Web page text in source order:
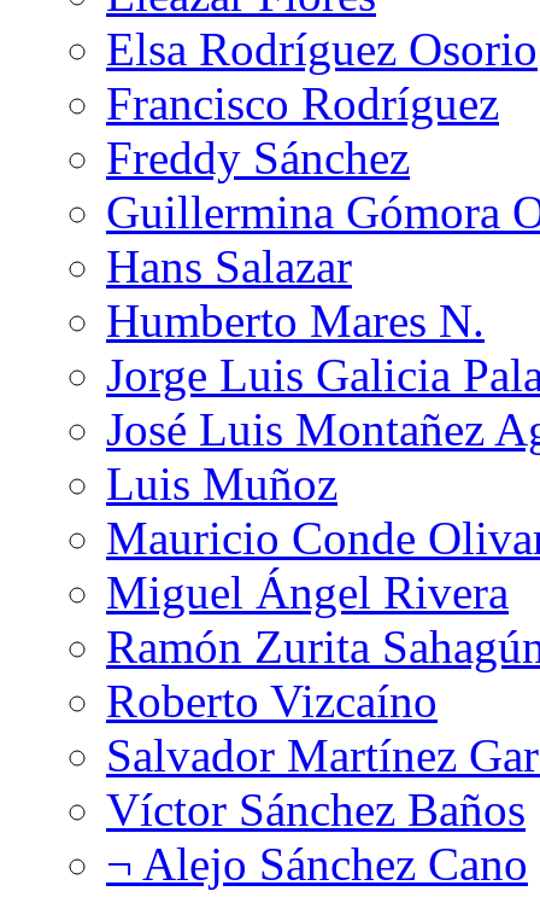
Elsa Rodríguez Osorio
Francisco Rodríguez
Freddy Sánchez
Guillermina Gómora
Hans Salazar
Humberto Mares N.
Jorge Luis Galicia
José Luis Montañez
Luis Muñoz
Mauricio Conde
Miguel Ángel Rivera
Ramón Zurita
Roberto Vizcaíno
Salvador Martínez
Víctor Sánchez Baños
¬ Alejo Sánchez Cano